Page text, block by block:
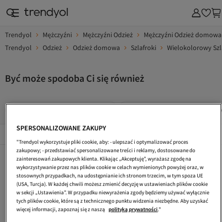
Trendyol Mężczyźni Mężczyźni Odzież
Mężczyźni Odzież domowa
Trendyol
Odzież Odzież domowa Szlafroki Wielokolorowy
Być może spodoba Ci się również
Wielokolorowy Mężczyźni
Popularne Marki
Wielokolorowy Mężczyźni Odzież Wielokolorowy Mężczyźni Płaszcze
Wielokolorowy Mężczyźni Tornistry
Wielokolorowy Mężczyźni Spodnie Dresowe
Wielokolorowy Mężczyźni Torby Na Siłownię
Wielokolorowy Mężczyźni Szelki
Wielokolorowy Mężczyźni Buty Na Co Dzień
Wielokolorowy Mężczyźni Bransoletki Ozdobne
Wielokolorowy Mężczyźni Bransoletki
Wielokolorowy Mężczyźni Swetry
SPERSONALIZOWANE ZAKUPY
"Trendyol wykorzystuje pliki cookie, aby: - ulepszać i optymalizować proces
zakupowy; - przedstawiać spersonalizowane treści i reklamy, dostosowane do
zainteresowań zakupowych klienta. Klikając „Akceptuję”, wyrażasz zgodę na
wykorzystywanie przez nas plików cookie w celach wymienionych powyżej oraz, w
stosownych przypadkach, na udostępnianie ich stronom trzecim, w tym spoza UE
(USA, Turcja). W każdej chwili możesz zmienić decyzję w ustawieniach plików cookie
w sekcji „Ustawienia”. W przypadku niewyrażenia zgody będziemy używać wyłącznie
tych plików cookie, które są z technicznego punktu widzenia niezbędne. Aby uzyskać
więcej informacji, zapoznaj się z naszą
polityką prywatności."